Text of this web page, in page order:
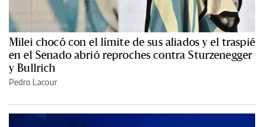
Milei chocó con el límite de sus aliados y el traspié
en el Senado abrió reproches contra Sturzenegger
y Bullrich
Pedro Lacour